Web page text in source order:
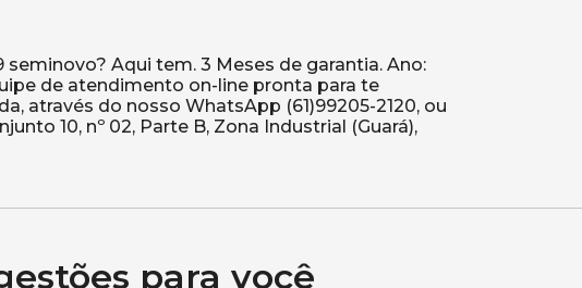
seminovo? Aqui tem. 3 Meses de garantia. Ano:
de atendimento on-line pronta para te
através do nosso WhatsApp (61)99205-2120, ou
10, nº 02, Parte B, Zona Industrial (Guará),
para você